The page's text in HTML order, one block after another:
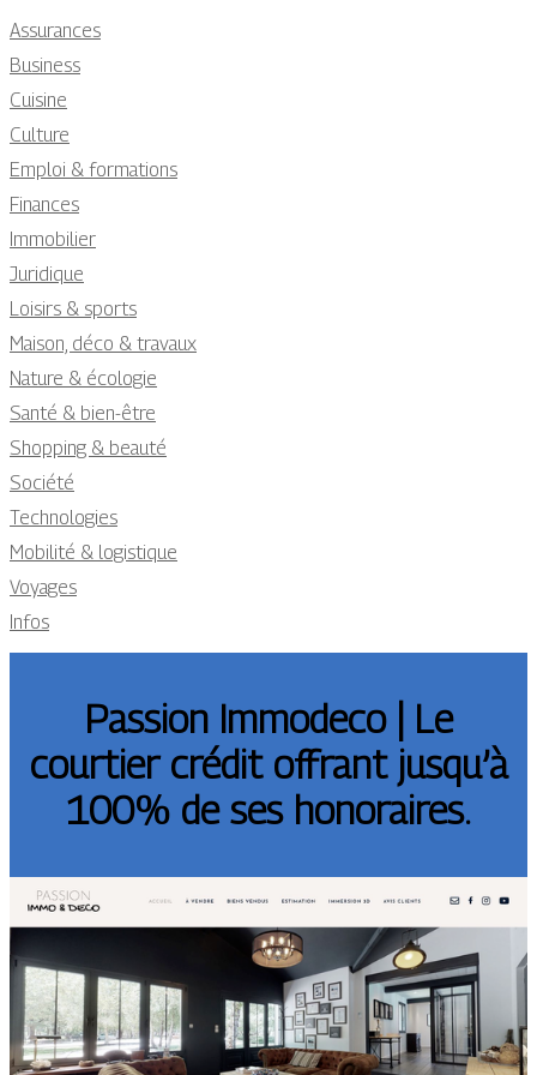
Assurances
Business
Cuisine
Culture
Emploi & formations
Finances
Immobilier
Juridique
Loisirs & sports
Maison, déco & travaux
Nature & écologie
Santé & bien-être
Shopping & beauté
Société
Technologies
Mobilité & logistique
Voyages
Infos
Passion Immodeco | Le
courtier crédit offrant jusqu’à
100% de ses honoraires.